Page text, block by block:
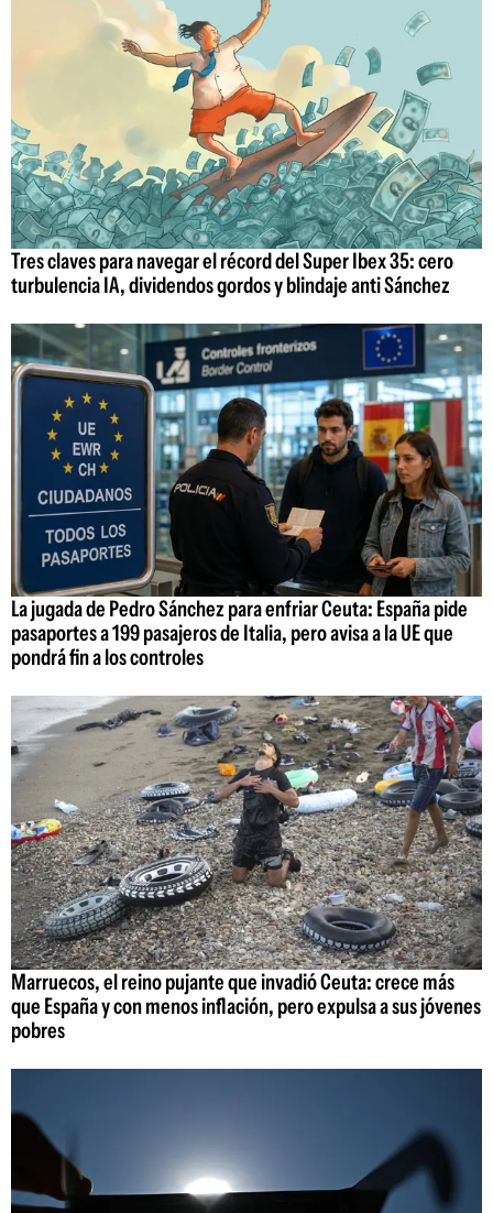
Tres claves para navegar el récord del Super Ibex 35: cero
turbulencia IA, dividendos gordos y blindaje anti Sánchez
La jugada de Pedro Sánchez para enfriar Ceuta: España pide
pasaportes a 199 pasajeros de Italia, pero avisa a la UE que
pondrá fin a los controles
Marruecos, el reino pujante que invadió Ceuta: crece más
que España y con menos inflación, pero expulsa a sus jóvenes
pobres